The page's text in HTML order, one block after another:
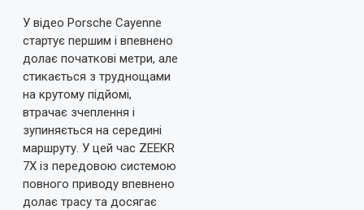
У відео Porsche Cayenne
стартує першим і впевнено
долає початкові метри, але
стикається з труднощами
на крутому підйомі,
втрачає зчеплення і
зупиняється на середині
маршруту. У цей час ZEEKR
7X із передовою системою
повного приводу впевнено
долає трасу та досягає